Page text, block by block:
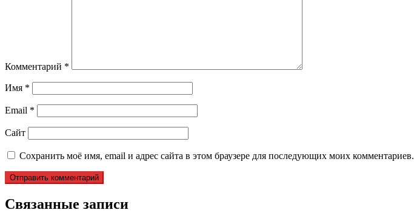
Комментарий *
Имя *
Email *
Сайт
Сохранить моё имя, email и адрес сайта в этом браузере для последующих моих комментариев.
Связанные записи